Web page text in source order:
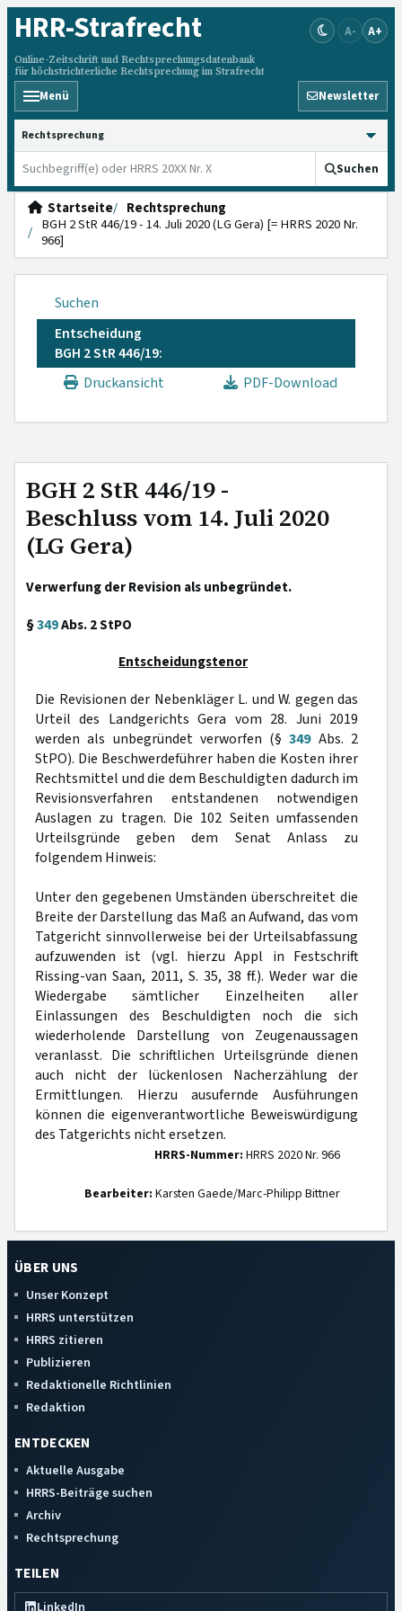
HRR-Strafrecht
Online-Zeitschrift und Rechtsprechungsdatenbank
für höchstrichterliche Rechtsprechung im Strafrecht
A- A+
Menü Newsletter
HRRS durchsuchen
Suchen
Startseite
Rechtsprechung
BGH 2 StR 446/19 - 14. Juli 2020 (LG Gera) [= HRRS 2020 Nr.
966]
Suchen
Entscheidung
BGH 2 StR 446/19:
Druckansicht
PDF-Download
BGH 2 StR 446/19 -
Beschluss vom 14. Juli 2020
(LG Gera)
Verwerfung der Revision als unbegründet.
§349Abs. 2 StPO
Entscheidungstenor
Die Revisionen der Nebenkläger L. und W. gegen das
Urteil des Landgerichts Gera vom 28. Juni 2019
werden als unbegründet verworfen (§349Abs. 2
StPO). Die Beschwerdeführer haben die Kosten ihrer
Rechtsmittel und die dem Beschuldigten dadurch im
Revisionsverfahren entstandenen notwendigen
Auslagen zu tragen. Die 102 Seiten umfassenden
Urteilsgründe geben dem Senat Anlass zu
folgendem Hinweis:
Unter den gegebenen Umständen überschreitet die
Breite der Darstellung das Maß an Aufwand, das vom
Tatgericht sinnvollerweise bei der Urteilsabfassung
aufzuwenden ist (vgl. hierzu Appl in Festschrift
Rissing-van Saan, 2011, S. 35, 38 ff.). Weder war die
Wiedergabe sämtlicher Einzelheiten aller
Einlassungen des Beschuldigten noch die sich
wiederholende Darstellung von Zeugenaussagen
veranlasst. Die schriftlichen Urteilsgründe dienen
auch nicht der lückenlosen Nacherzählung der
Ermittlungen. Hierzu ausufernde Ausführungen
können die eigenverantwortliche Beweiswürdigung
des Tatgerichts nicht ersetzen.
HRRS-Nummer: HRRS 2020 Nr. 966
Bearbeiter: Karsten Gaede/Marc-Philipp Bittner
ÜBER UNS
Unser Konzept
HRRS unterstützen
HRRS zitieren
Publizieren
Redaktionelle Richtlinien
Redaktion
ENTDECKEN
Aktuelle Ausgabe
HRRS-Beiträge suchen
Archiv
Rechtsprechung
TEILEN
LinkedIn